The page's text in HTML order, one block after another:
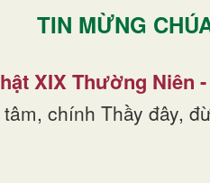
TIN MỪNG
XIX Thường Niên
tâm, chính Thầy đây,